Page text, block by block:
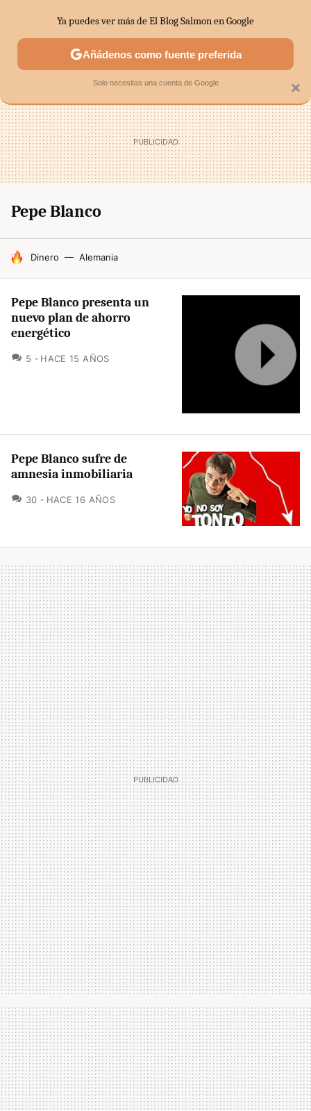
SECTORES ECONOMÍA DOMÉSTICA MERCADOS
Pepe Blanco
HOY SE HABLA DE
Dinero Alemania
Pepe Blanco presenta un
nuevo plan de ahorro
energético
5 COMENTARIOS
HACE 15 AÑOS
Pepe Blanco sufre de
amnesia inmobiliaria
30 COMENTARIOS
HACE 16 AÑOS
×
Ya puedes ver más de El Blog Salmon en Google
Añádenos como fuente preferida
Solo necesitas una cuenta de Google